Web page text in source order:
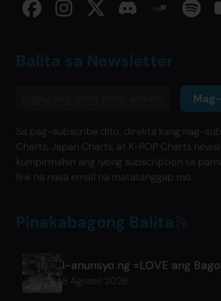
Balita sa Newsletter
Sa pag-subscribe dito, direkta kang nag-
Charts, Japan Charts, at K-POP Charts
kumpirmahin ang iyong subscription sa
link na nasa email na matatanggap mo.
Pinakabagong Balita
8 Agosto 2026